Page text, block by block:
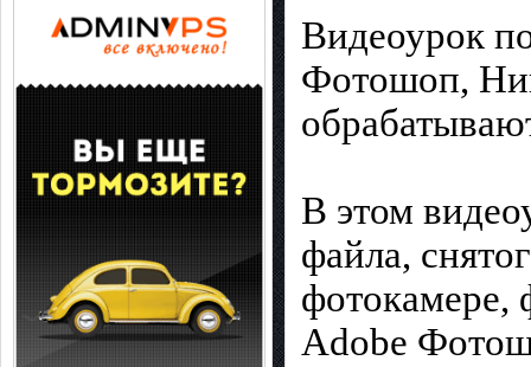
Видеоурок
Фотошоп,
В этом
файла,
фотокамере,
Adobe